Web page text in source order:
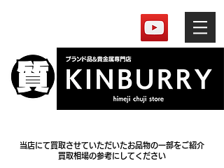
当店にて買取させていただいたお品物の一部をご紹介
買取相場の参考にしてください